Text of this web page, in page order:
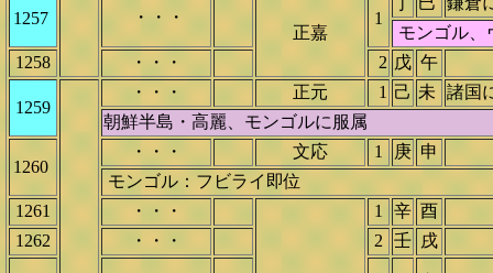
1257
・・・
正嘉
1
モンゴル
1258
・・・ 2 戊 午
1259
・・・ 正元 1 己 未
諸国
朝鮮半島・高麗、モンゴルに服属
1260
・・・ 文応 1 庚 申
モンゴル：フビライ即位
1261
・・・ 1 辛 酉
1262
・・・ 2 壬 戌